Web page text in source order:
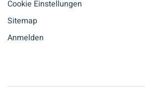
Cookie Einstellungen
Sitemap
Anmelden